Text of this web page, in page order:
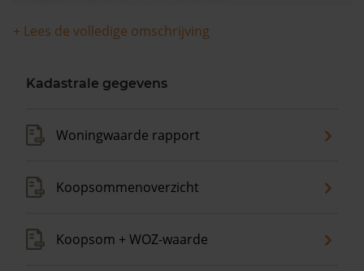
+ Lees de volledige omschrijving
Kadastrale gegevens
Woningwaarde rapport
Koopsommenoverzicht
Koopsom + WOZ-waarde